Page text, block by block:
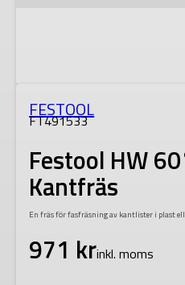
FESTOOL
FT491533
Festool HW
Kantfräs
En fräs för fasfräsning av kantlister i plast
971 krinkl. moms